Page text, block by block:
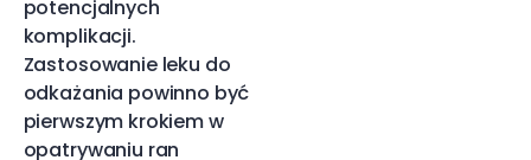
potencjalnych
komplikacji.
Zastosowanie leku do
odkażania powinno być
pierwszym krokiem w
opatrywaniu ran